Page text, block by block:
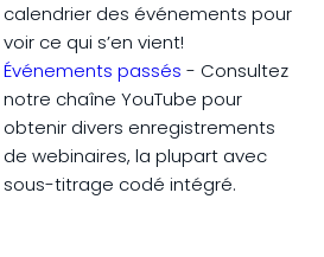
calendrier des événements pour
voir ce qui s’en vient!
Événements passés - Consultez
notre chaîne YouTube pour
obtenir divers enregistrements
de webinaires, la plupart avec
sous-titrage codé intégré.